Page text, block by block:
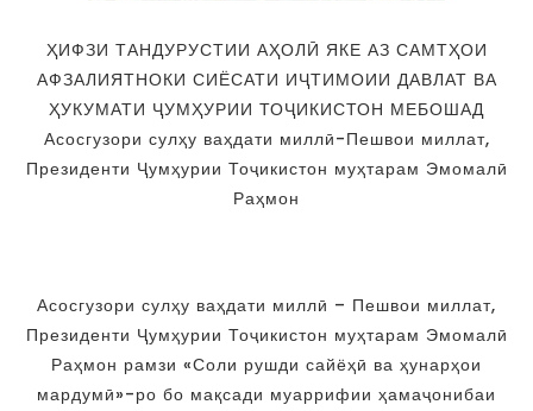
ҲИФЗИ ТАНДУРУСТИИ АҲОЛӢ ЯКЕ АЗ САМТҲОИ
АФЗАЛИЯТНОКИ СИЁСАТИ ИҶТИМОИИ ДАВЛАТ ВА
ҲУКУМАТИ ҶУМҲУРИИ ТОҶИКИСТОН МЕБОШАД
Асосгузори сулҳу ваҳдати миллӣ-Пешвои миллат,
Президенти Ҷумҳурии Тоҷикистон муҳтарам Эмомалӣ
Раҳмон
Асосгузори сулҳу ваҳдати миллӣ – Пешвои миллат,
Президенти Ҷумҳурии Тоҷикистон муҳтарам Эмомалӣ
Раҳмон рамзи «Соли рушди сайёҳӣ ва ҳунарҳои
мардумӣ»-ро бо мақсади муаррифии ҳамаҷонибаи